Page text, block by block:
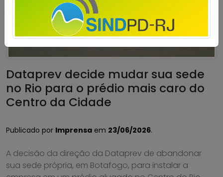
Dataprev decide mudar sua sede
no Rio para o prédio mais caro do
Centro da Cidade
Publicado por Imprensa em 23/06/2026.
A decisão da direção da Dataprev de abandonar
sua sede própria, em Botafogo, para instalar a